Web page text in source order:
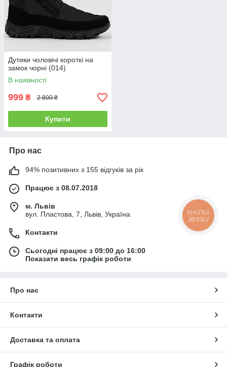
Дутики чоловічі короткі на
замок чорні (014)
В наявності
999 ₴ 2 800 ₴
Купити
Про нас
94% позитивних з 155 відгуків за рік
Працює з 08.07.2018
м. Львів
вул. Пластова, 7, Львів, Україна
Контакти
Сьогодні працює з 09:00 до 16:00
Показати весь графік роботи
Про нас
Контакти
Доставка та оплата
Графік роботи
КНОПКА
ЗВ'ЯЗКУ